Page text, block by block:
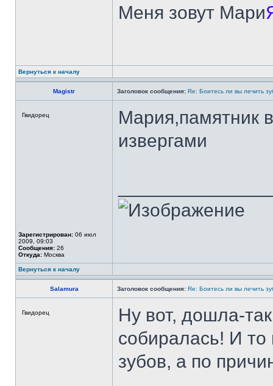
Меня зовут Мари
Вернуться к началу
Magistr Заголовок сообщения: Re: Боитесь ли вы лечить
Гвидорец
Зарегистрирован: 06 июл
2009, 09:03
Сообщения: 26
Откуда: Москва
Мария,памятник
извергами
Вернуться к началу
Salamura Заголовок сообщения: Re: Боитесь ли вы лечить
Гвидорец
Ну вот, дошла-
собиралась! И то
зубов, а по